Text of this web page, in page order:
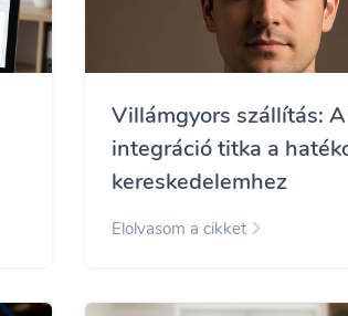
Villámgyors szállítás:
integráció titka a
kereskedelemhez
Elolvasom a cikket